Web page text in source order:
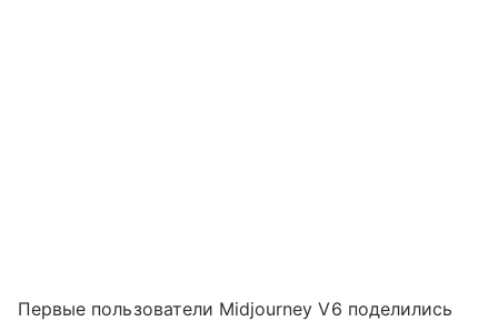
Первые пользователи Midjourney V6 поделились